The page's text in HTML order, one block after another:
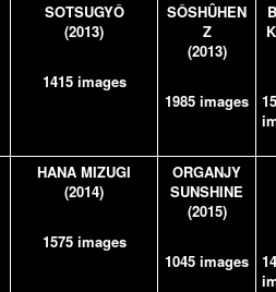
SOTSUGYÔ
(2013)
1415 images
SÔSHÛHEN
Z
(2013)
1985 images
HANA MIZUGI
(2014)
1575 images
ORGANJY
SUNSHINE
(2015)
1045 images